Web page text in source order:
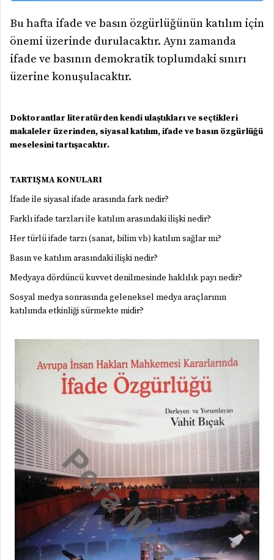
Bu hafta ifade ve basın özgürlüğünün katılım için
önemi üzerinde durulacaktır. Aynı zamanda
ifade ve basının demokratik toplumdaki sınırı
üzerine konuşulacaktır.
Doktorantlar literatürden kendi ulaştıkları ve seçtikleri
makaleler üzerinden, siyasal katılım, ifade ve basın özgürlüğü
meselesini tartışacaktır.
TARTIŞMA KONULARI
İfade ile siyasal ifade arasında fark nedir?
Farklı ifade tarzları ile katılım arasındaki ilişki nedir?
Her türlü ifade tarzı (sanat, bilim vb) katılım sağlar mı?
Basın ve katılım arasındaki ilişki nedir?
Medyaya dördüncü kuvvet denilmesinde haklılık payı nedir?
Sosyal medya sonrasında geleneksel medya araçlarının
katılımda etkinliği sürmekte midir?